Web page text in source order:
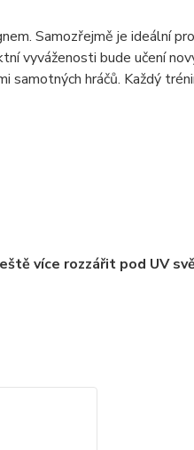
Samozřejmě je ideální
vyváženosti bude učení
samotných hráčů. Každý
více rozzářit pod UV